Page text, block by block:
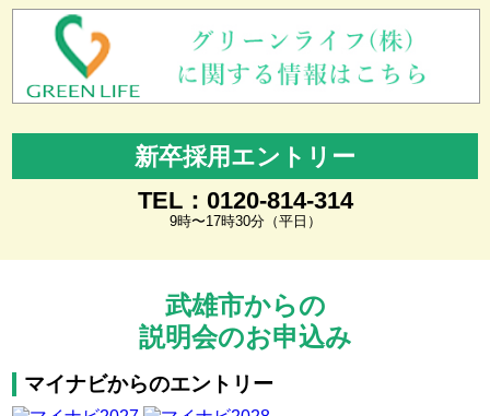
新卒採用エントリー
TEL：0120-814-314
9時〜17時30分（平日）
武雄市からの
説明会のお申込み
マイナビからのエントリー